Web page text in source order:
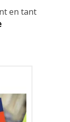
en tant